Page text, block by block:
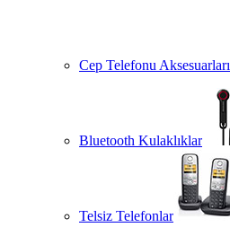
Cep Telefonu Aksesuarları
Bluetooth Kulaklıklar
Telsiz Telefonlar